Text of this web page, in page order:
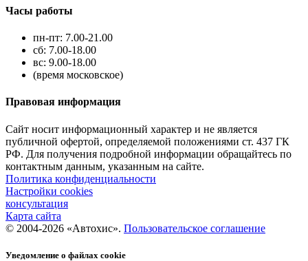
Часы работы
пн-пт: 7.00-21.00
сб: 7.00-18.00
вс: 9.00-18.00
(время московское)
Правовая информация
Сайт носит информационный характер и не является
публичной офертой, определяемой положениями ст. 437 ГК
РФ. Для получения подробной информации обращайтесь по
контактным данным, указанным на сайте.
Политика конфиденциальности
Настройки cookies
консультация
Карта сайта
© 2004-2026 «Автохис». Пользовательское соглашение
Уведомление о файлах cookie